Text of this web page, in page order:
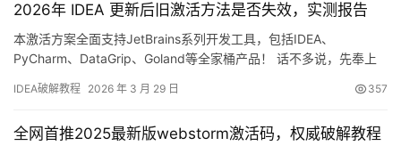
2026年 IDEA 更新后旧激活方法是否失效，实测报告
本激活方案全面支持JetBrains系列开发工具，包括IDEA、
PyCharm、DataGrip、Goland等全家桶产品！ 话不多说，先奉上
2099年，相当给力！ 接下来，我将通过图文详解的方式，手把手教
样有效。无论您使用何种操作…
IDEA破解教程 2026 年 3 月 29 日 357
全网首推2025最新版webstorm激活码，权威破解教程